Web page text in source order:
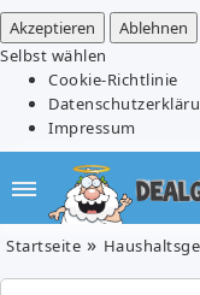
Akzeptieren
Ablehnen
Selbst wählen
Cookie-Richtlinie
Impressum
Startseite